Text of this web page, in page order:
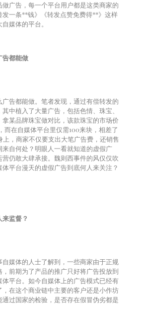
广告，每一个平台用户都是这类商家的
发一条**钱》《转发点赞免费得**》这样
媒体的平台。
告都能做
广告都能做。笔者发现，通过有偿转发的
中植入了大量广告，包括色情、珠宝、
某品牌珠宝做对比，该款珠宝的市场价
而在自媒体平台里仅需100来块，相差了
上，商家不仅要支出大笔广告费，还销售
自何处？明眼人一看就知道的虚假广
仍敢大肆承接。魏则西事件的风仅仅吹
平台漫天的虚假广告到底何人来关注？
监督？
媒体的人士了解到，一些商家由于正规
前期为了产品的推广只好将广告投放到
平台。如今自媒体上的广告模式已经有
在这个商业链中主要的客户还是小作坊
过国家的检验，是否存在假冒伪劣都是